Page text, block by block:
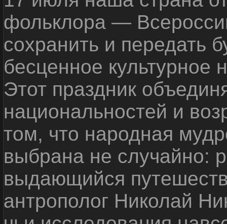
фольклора —
сохранить и передать
бесценное культурное
Этот праздник
национальностей и
том, что народная
выбрана не случайно:
выдающийся
антрополог Николай